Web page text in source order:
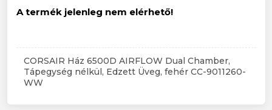
A termék jelenleg nem elérhető!
CORSAIR Ház 6500D AIRFLOW Dual Chamber,
Tápegység nélkül, Edzett Üveg, fehér CC-9011260-
WW